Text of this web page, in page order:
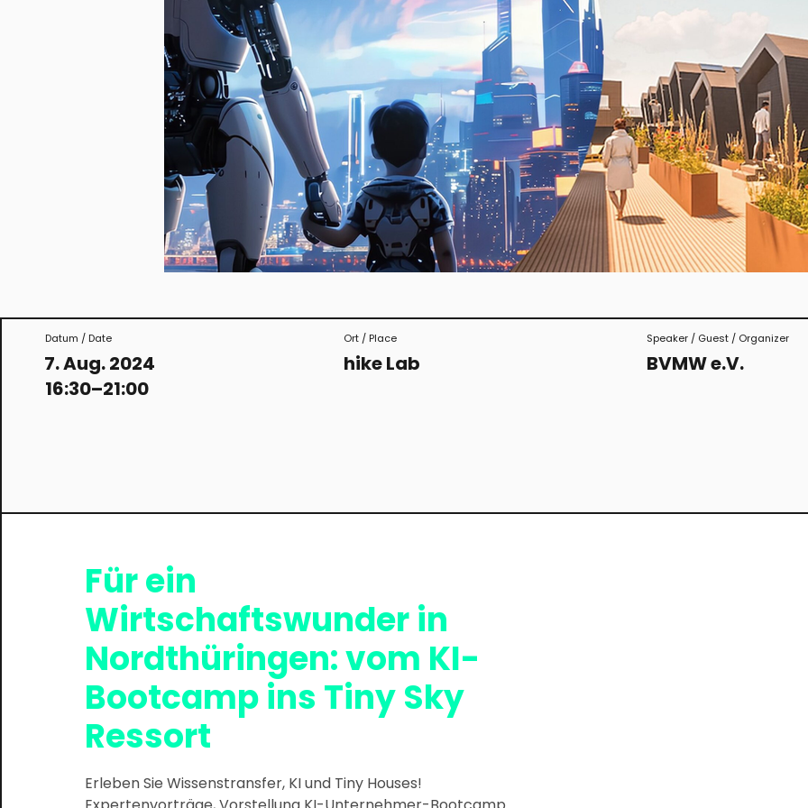
Für ein
Wirtschaftswunder in
Nordthüringen: vom KI-
Bootcamp ins Tiny Sky
Ressort
Erleben Sie Wissenstransfer, KI und Tiny Houses!
Datum / Date
7. Aug. 2024
16:30–21:00
Ort / Place
hike Lab
Speaker / Guest / Organizer
BVMW e.V.